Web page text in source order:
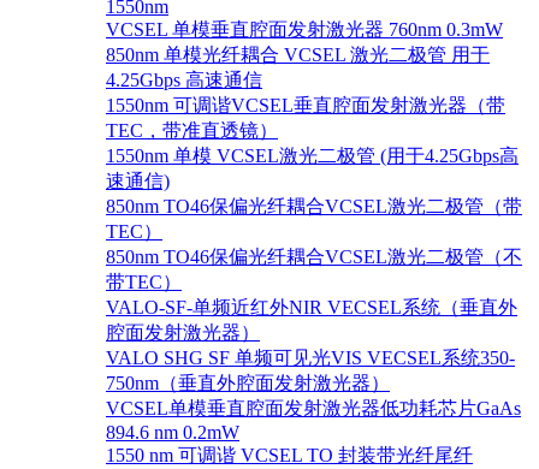
1550nm
VCSEL 单模垂直腔面发射激光器 760nm 0.3mW
850nm 单模光纤耦合 VCSEL 激光二极管 用于
4.25Gbps 高速通信
1550nm 可调谐VCSEL垂直腔面发射激光器（带
TEC，带准直透镜）
1550nm 单模 VCSEL激光二极管 (用于4.25Gbps高
速通信)
850nm TO46保偏光纤耦合VCSEL激光二极管（带
TEC）
850nm TO46保偏光纤耦合VCSEL激光二极管（不
带TEC）
VALO-SF-单频近红外NIR VECSEL系统（垂直外
腔面发射激光器）
VALO SHG SF 单频可见光VIS VECSEL系统350-
750nm（垂直外腔面发射激光器）
VCSEL单模垂直腔面发射激光器低功耗芯片GaAs
894.6 nm 0.2mW
1550 nm 可调谐 VCSEL TO 封装带光纤尾纤